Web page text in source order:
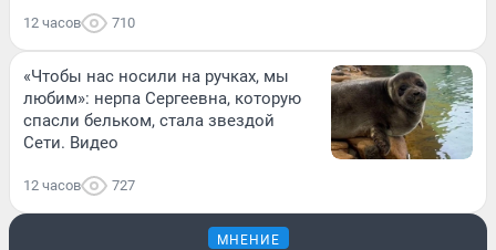
12 часов 710
«Чтобы нас носили на ручках, мы
любим»: нерпа Сергеевна, которую
спасли бельком, стала звездой
Сети. Видео
12 часов 727
МНЕНИЕ